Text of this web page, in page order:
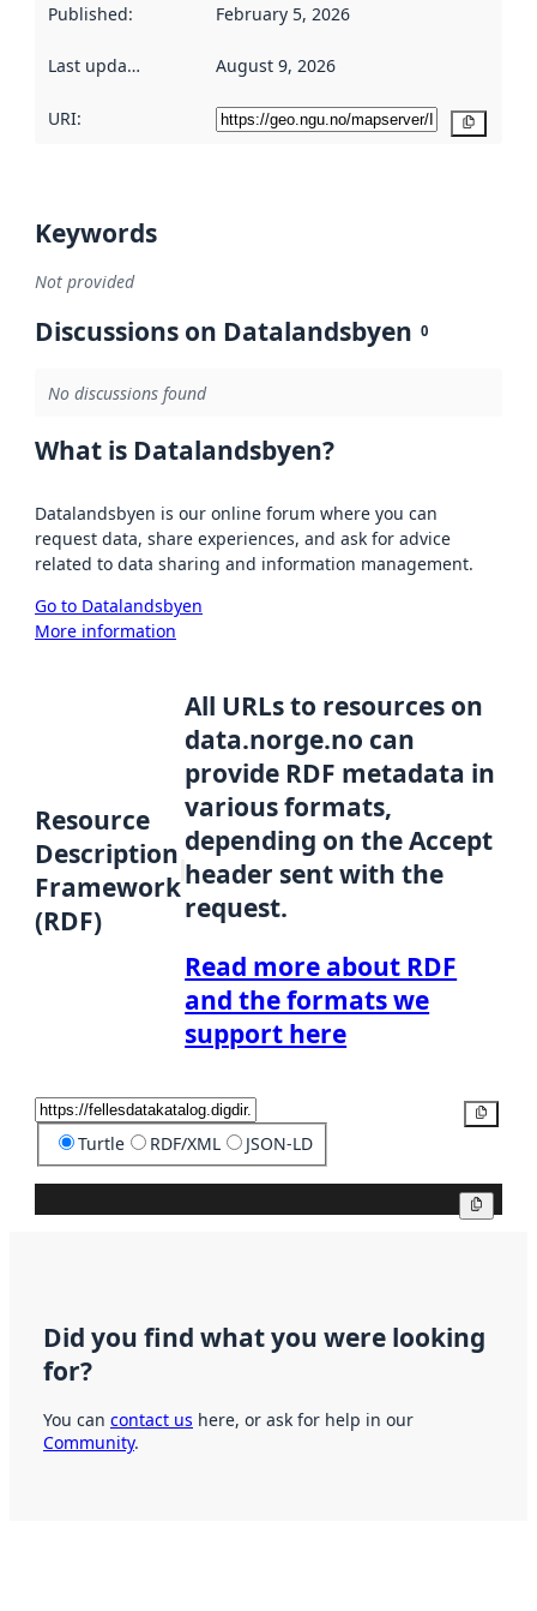
Published: February 5, 2026
Last updated August 9, 2026
URI:
Keywords
Not provided
Discussions on Datalandsbyen 0
No discussions found
What is Datalandsbyen?
Datalandsbyen is our online forum where you can
request data, share experiences, and ask for advice
related to data sharing and information management.
Go to Datalandsbyen
More information
Resource
Description
Framework
(RDF)
All URLs to resources on
data.norge.no can
provide RDF metadata in
various formats,
depending on the Accept
header sent with the
request.
Read more about RDF
and the formats we
support here
Turtle RDF/XML JSON-LD
Did you find what you were looking
for?
You can contact us here, or ask for help in our
Community.